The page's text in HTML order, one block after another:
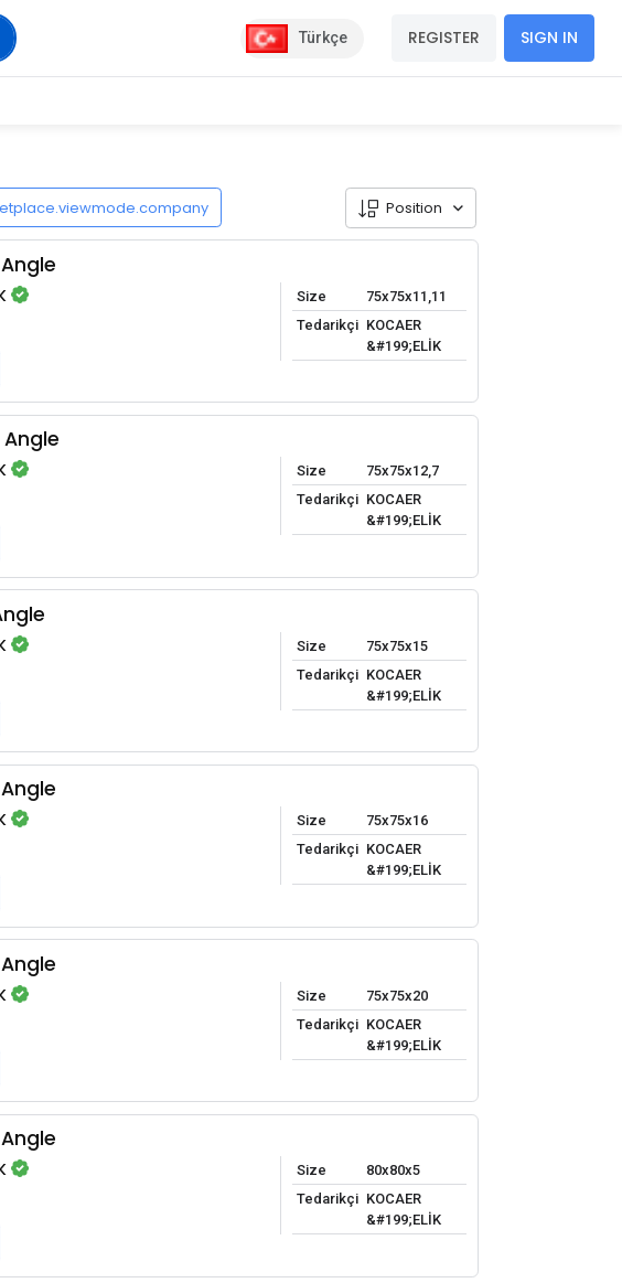
Türkçe REGISTER SIGN IN
Position
Angle
Size
75x75x11,11
Tedarikçi KOCAER
&#199;ELİK
Angle
Size
75x75x12,7
Tedarikçi KOCAER
&#199;ELİK
Size
75x75x15
Tedarikçi KOCAER
&#199;ELİK
Size
75x75x16
Tedarikçi KOCAER
&#199;ELİK
Size
75x75x20
Tedarikçi KOCAER
&#199;ELİK
Size
80x80x5
Tedarikçi KOCAER
&#199;ELİK